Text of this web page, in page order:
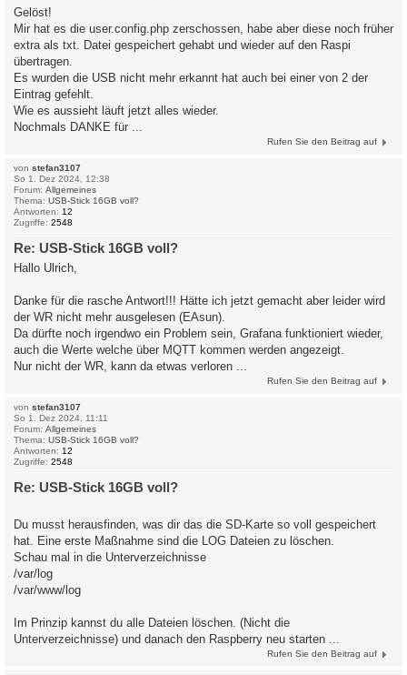
Gelöst!
Mir hat es die user.config.php zerschossen, habe aber diese noch früher
extra als txt. Datei gespeichert gehabt und wieder auf den Raspi
übertragen.
Es wurden die USB nicht mehr erkannt hat auch bei einer von 2 der
Eintrag gefehlt.
Wie es aussieht läuft jetzt alles wieder.
Nochmals DANKE für ...
Rufen Sie den Beitrag auf
von stefan3107
So 1. Dez 2024, 12:38
Forum: Allgemeines
Thema: USB-Stick 16GB voll?
Antworten: 12
Zugriffe: 2548
Re: USB-Stick 16GB voll?
Hallo Ulrich,
Danke für die rasche Antwort!!! Hätte ich jetzt gemacht aber leider wird
der WR nicht mehr ausgelesen (EAsun).
Da dürfte noch irgendwo ein Problem sein, Grafana funktioniert wieder,
auch die Werte welche über MQTT kommen werden angezeigt.
Nur nicht der WR, kann da etwas verloren ...
Rufen Sie den Beitrag auf
von stefan3107
So 1. Dez 2024, 11:11
Forum: Allgemeines
Thema: USB-Stick 16GB voll?
Antworten: 12
Zugriffe: 2548
Re: USB-Stick 16GB voll?
Du musst herausfinden, was dir das die SD-Karte so voll gespeichert
hat. Eine erste Maßnahme sind die LOG Dateien zu löschen.
Schau mal in die Unterverzeichnisse
/var/log
/var/www/log
Im Prinzip kannst du alle Dateien löschen. (Nicht die
Unterverzeichnisse) und danach den Raspberry neu starten ...
Rufen Sie den Beitrag auf